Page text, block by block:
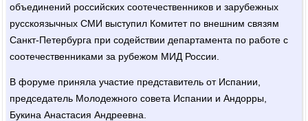
объединений российских соотечественников и зарубежных
русскоязычных СМИ выступил Комитет по внешним связям
Санкт-Петербурга при содействии департамента по работе с
соотечественниками за рубежом МИД России.
В форуме приняла участие представитель от Испании,
председатель Молодежного совета Испании и Андорры,
Букина Анастасия Андреевна.